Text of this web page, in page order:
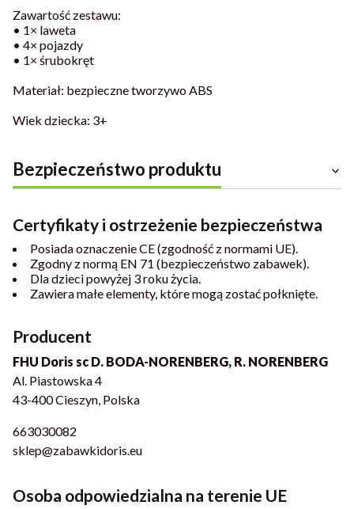
Zawartość zestawu:
• 1× laweta
• 4× pojazdy
• 1× śrubokręt
Materiał: bezpieczne tworzywo ABS
Wiek dziecka: 3+
Bezpieczeństwo produktu
Certyfikaty i ostrzeżenie bezpieczeństwa
Posiada oznaczenie CE (zgodność z normami UE).
Zgodny z normą EN 71 (bezpieczeństwo zabawek).
Dla dzieci powyżej 3 roku życia.
Zawiera małe elementy, które mogą zostać połknięte.
Producent
FHU Doris sc D. BODA-NORENBERG, R. NORENBERG
Al. Piastowska 4
43-400 Cieszyn, Polska
663030082
sklep@zabawkidoris.eu
Osoba odpowiedzialna na terenie UE